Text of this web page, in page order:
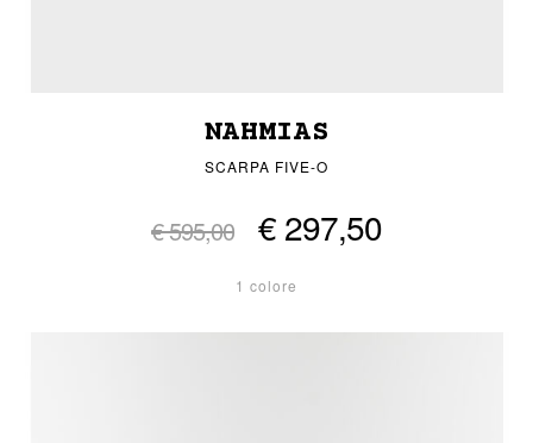
NAHMIAS
SCARPA FIVE-O
€ 595,00 € 297,50
1 colore